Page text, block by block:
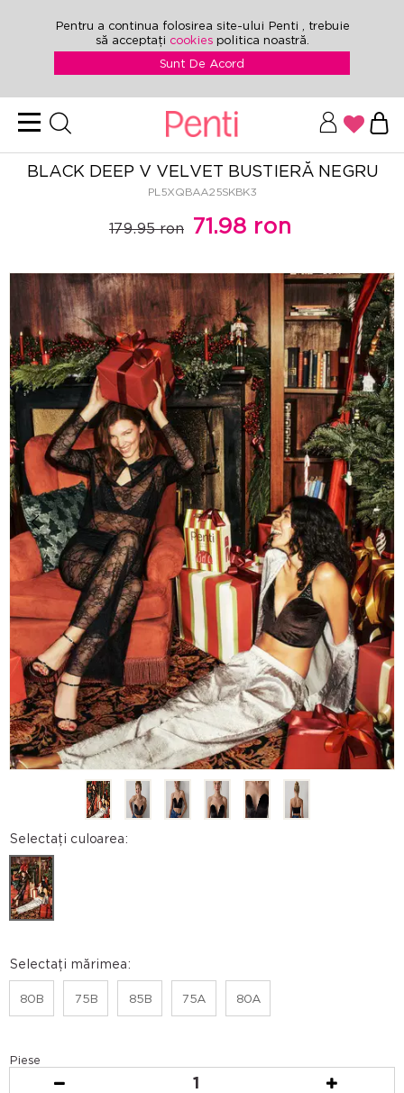
Pentru a continua folosirea site-ului Penti , trebuie
să acceptați cookies politica noastră.
Sunt De Acord
BLACK DEEP V VELVET BUSTIERĂ NEGRU
PL5XQBAA25SKBK3
179.95 ron 71.98 ron
Selectați culoarea:
Selectați mărimea:
80B 75B 85B 75A 80A
Piese
1